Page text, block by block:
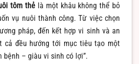
tôm thẻ là một khâu không thể bỏ
vụ nuôi thành công. Từ việc chọn
pháp, đến kết hợp vi sinh và an
cả đều hướng tới mục tiêu tạo một
bệnh – giàu vi sinh có lợi”.